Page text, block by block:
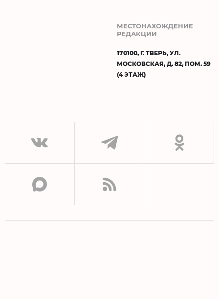
МЕСТОНАХОЖДЕНИЕ
РЕДАКЦИИ
170100, Г. ТВЕРЬ, УЛ.
МОСКОВСКАЯ, Д. 82, ПОМ. 59
(4 ЭТАЖ)